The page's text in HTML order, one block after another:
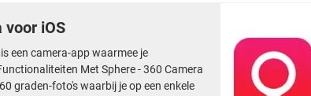
voor iOS
een camera-app waarmee je
Met Sphere - 360 Camera
graden-foto's waarbij je op een enkele